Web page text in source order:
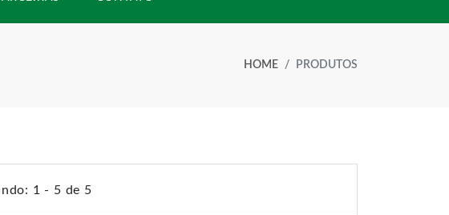
HOME PRODUTOS
1 - 5 de 5